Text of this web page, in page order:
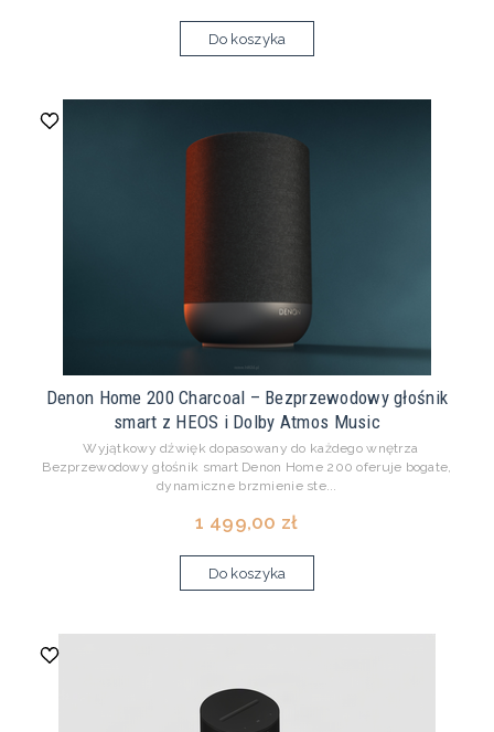
Do koszyka
Denon Home 200 Charcoal – Bezprzewodowy głośnik
smart z HEOS i Dolby Atmos Music
Wyjątkowy dźwięk dopasowany do każdego wnętrza
Bezprzewodowy głośnik smart Denon Home 200 oferuje bogate,
dynamiczne brzmienie ste...
1 499,00 zł
Do koszyka